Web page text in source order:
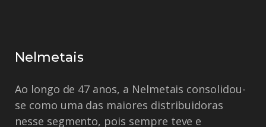
Nelmetais
Ao longo de 47 anos, a Nelmetais consolidou-
se como uma das maiores distribuidoras
nesse segmento, pois sempre teve e